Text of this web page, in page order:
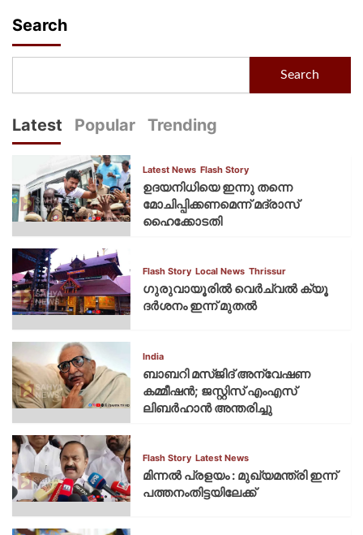
Search
Search
Latest Popular Trending
Latest News Flash Story
ഉദയനിധിയെ ഇന്നു തന്നെ
മോചിപ്പിക്കണമെന്ന് മദ്രാസ്
ഹൈക്കോടതി
Flash Story Local News Thrissur
ഗുരുവായൂരില്‍ വെര്‍ച്വല്‍ ക്യൂ
ദര്‍ശനം ഇന്ന് മുതല്‍
India
ബാബറി മസ്ജിദ് അന്വേഷണ
കമ്മീഷന്‍; ജസ്റ്റിസ് എംഎസ്
ലിബര്‍ഹാന്‍ അന്തരിച്ചു
Flash Story Latest News
മിന്നല്‍ പ്രളയം : മുഖ്യമന്ത്രി ഇന്ന്
പത്തനംതിട്ടയിലേക്ക്